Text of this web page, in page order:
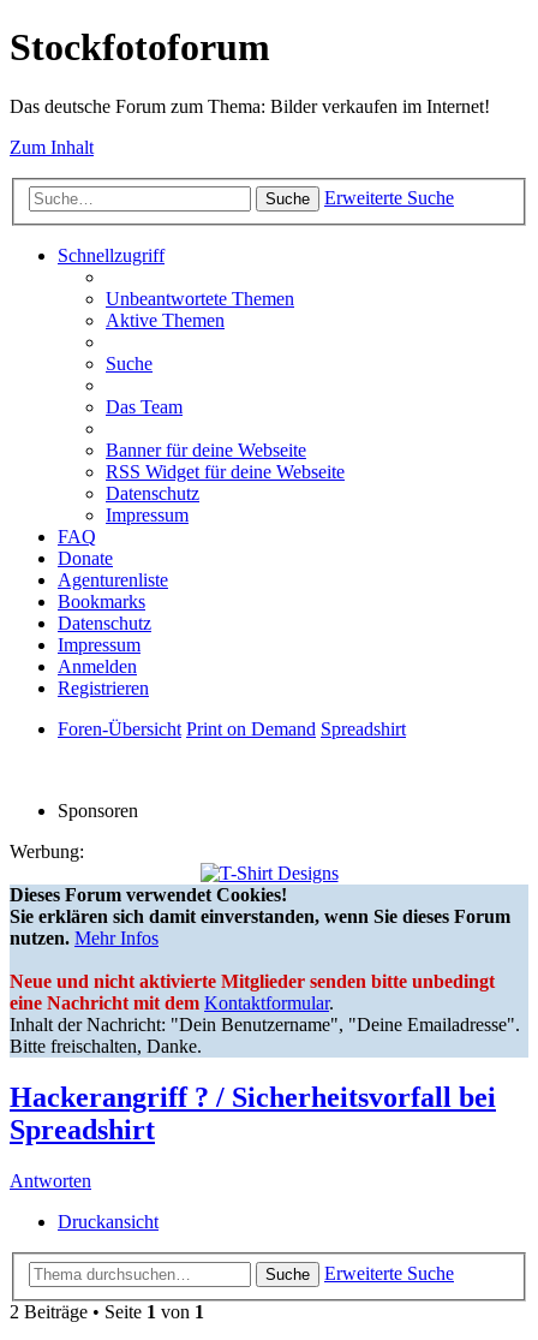
Stockfotoforum
Das deutsche Forum zum Thema: Bilder verkaufen im Internet!
Zum Inhalt
Suche Erweiterte Suche
Schnellzugriff
Unbeantwortete Themen
Aktive Themen
Suche
Das Team
Banner für deine Webseite
RSS Widget für deine Webseite
Datenschutz
Impressum
FAQ
Donate
Agenturenliste
Bookmarks
Datenschutz
Impressum
Anmelden
Registrieren
Foren-Übersicht Print on Demand Spreadshirt
Sponsoren
Werbung:
Dieses Forum verwendet Cookies!
Sie erklären sich damit einverstanden, wenn Sie dieses Forum
nutzen. Mehr Infos
Neue und nicht aktivierte Mitglieder senden bitte unbedingt
eine Nachricht mit dem Kontaktformular.
Inhalt der Nachricht: "Dein Benutzername", "Deine Emailadresse".
Bitte freischalten, Danke.
Hackerangriff ? / Sicherheitsvorfall bei
Spreadshirt
Antworten
Druckansicht
Suche
Erweiterte Suche
2 Beiträge • Seite 1 von 1